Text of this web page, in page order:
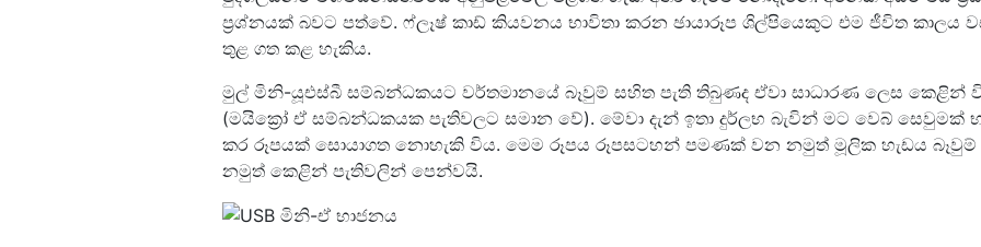
ප්‍රශ්නයක් බවට පත්වේ. ෆ්ලෑෂ් කාඩ් කියවනය භාවිතා කරන ඡායාරූප ශිල්පියෙකුට එම ජීවිත කාලය
තුළ ගත කළ හැකිය.
මුල් මිනි-යූඑස්බී සම්බන්ධකයට වර්තමානයේ බෑවුම් සහිත පැති තිබුණද ඒවා සාධාරණ ලෙස කෙළින්
(මයික්‍රෝ ඒ සම්බන්ධකයක පැතිවලට සමාන වේ). මේවා දැන් ඉතා දුර්ලභ බැවින් මට වෙබ් සෙවුමක්
කර රූපයක් සොයාගත නොහැකි විය. මෙම රූපය රූපසටහන් පමණක් වන නමුත් මූලික හැඩය
නමුත් කෙළින් පැතිවලින් පෙන්වයි.